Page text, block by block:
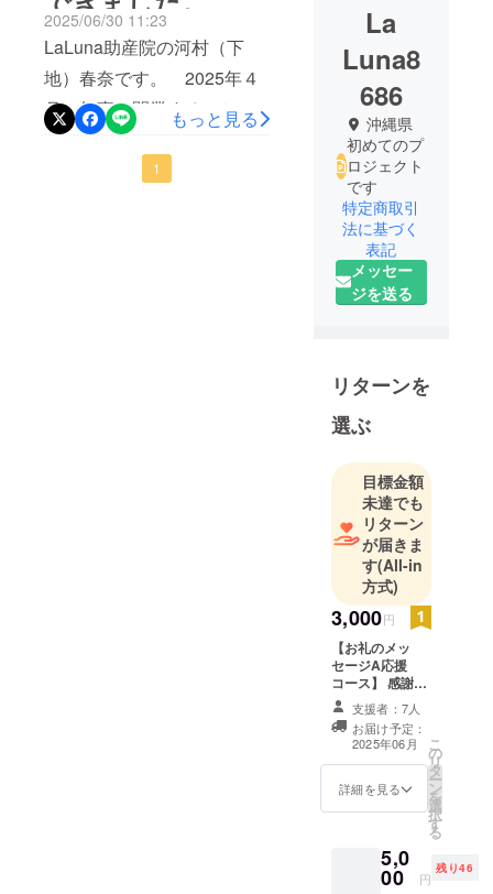
2025/06/30 11:23
LaLuna助産院の河村（下
地）春奈です。 2025年４
月に無事に開業することが
できました。皆さんの支援
のおかげです。誠にありが
もっと見る
1
La
Luna8
686
沖縄県
初めてのプ
ロジェクト
です
特定商取引
法に基づく
表記
メッセー
ジを送る
リターンを
選ぶ
目標金額
未達でも
リターン
が届きま
す(All-in
方式)
3,000円
【お礼のメッ
セージA応援
コース】 感謝の
気持ちを込め
て、お礼のメッ
セージをメール
でお送りしま
す。 ※50,000円
【お礼のメッ
になります。
支援者：7人
お届け予定：
2025年06月
詳細を見る
こ
の
リ
タ
ー
ン
を
選
択
す
る
5,0
00 円
残り46